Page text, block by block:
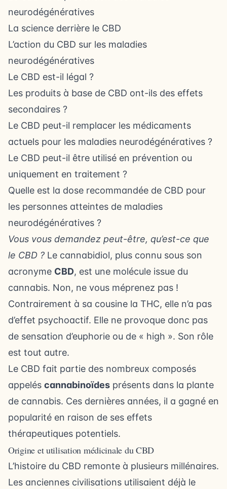
neurodégénératives
La science derrière le CBD
L’action du CBD sur les maladies
neurodégénératives
Le CBD est-il légal ?
Les produits à base de CBD ont-ils des effets
secondaires ?
Le CBD peut-il remplacer les médicaments
actuels pour les maladies neurodégénératives ?
Le CBD peut-il être utilisé en prévention ou
uniquement en traitement ?
Quelle est la dose recommandée de CBD pour
les personnes atteintes de maladies
neurodégénératives ?
Vous vous demandez peut-être, qu’est-ce que
le CBD ? Le cannabidiol, plus connu sous son
acronyme CBD, est une molécule issue du
cannabis. Non, ne vous méprenez pas !
Contrairement à sa cousine la THC, elle n’a pas
d’effet psychoactif. Elle ne provoque donc pas
de sensation d’euphorie ou de « high ». Son rôle
est tout autre.
Le CBD fait partie des nombreux composés
appelés cannabinoïdes présents dans la plante
de cannabis. Ces dernières années, il a gagné en
popularité en raison de ses effets
thérapeutiques potentiels.
Origine et utilisation médicinale du CBD
L’histoire du CBD remonte à plusieurs millénaires.
Les anciennes civilisations utilisaient déjà le